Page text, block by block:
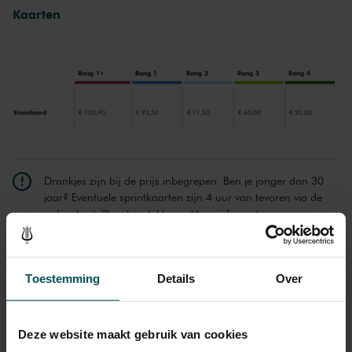
Toestemming Details Over
Deze website maakt gebruik van cookies
Kaarten
Rang 1+ Rang 1 Rang 2 Rang 3 Rang 4
Standaard € 130,90 € 93,50 € 71,50 € 45,00 € 20,00
Drankjes zijn bij de prijs inbegrepen. Ben je jonger dan 30
jaar? Eventuele sprintkaarten zijn 4 uur van tevoren via de
online bestelflow beschikbaar.Meer informatie over
Prijzen zijn exclusief transactiekosten: € 5 per bestelling. Wilt
u rolstoelplaatsen bestellen? Mail naar